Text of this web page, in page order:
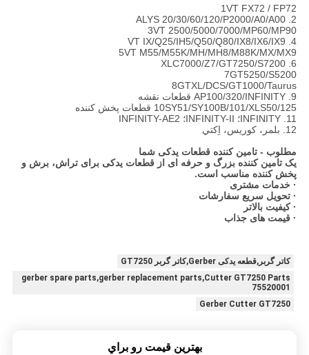
1VT FX72 / FP72
2. ALYS 20/30/60/120/P2000/A0/A00
3VT 2500/5000/7000/MP60/MP90
4. VT IX/Q25/IH5/Q50/Q80/IX8/IX6/IX9
5VT M55/M55K/MH/MH8/M88K/MX/MX9
6. XLC7000/Z7/GT7250/S7200
7GT5250/S5200
8GTXL/DCS/GT1000/Taurus
9. AP100/320/INFINITY قطعات نقشه
10SY51/SY100B/101/XLS50/125 قطعات پخش کننده
11. INFINITY؛ INFINITY-II؛ INFINITY-AE2
12. بلمر، کوريس، اِکتي
مطلوب - تامین کننده قطعات یدکی شما
یک تامین کننده بزرگ و حرفه ای از قطعات یدکی برای تراش، برش و
پخش کننده مناسب است.
· خدمات مشتری
· تحویل سریع سفارشات
· کیفیت بالاتر
· قیمت های جذاب
کاتر گربر,قطعه یدکی Gerber,کاتر گربر GT7250
gerber spare parts,gerber replacement parts,Cutter GT7250 Parts
75520001
Gerber Cutter GT7250
بهترين قيمت رو براي